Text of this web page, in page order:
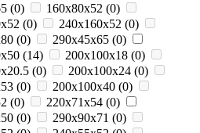
(0) 160x80x52 (0)
(0) 240x160x52 (0)
(0) 290х45х65 (0)
(14) 200x100x18 (0)
(0) 200x100x24 (0)
(0) 200х100х40 (0)
(0) 220x71x54 (0)
(0) 290x90x71 (0)